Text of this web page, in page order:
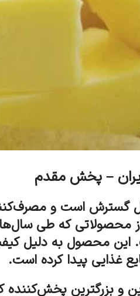
– پخش مقدم
حال گسترش است و
که طی سال‌های
این محصول به دلیل
غذایی پیدا کرده است.
و بزرگترین پخش‌کننده